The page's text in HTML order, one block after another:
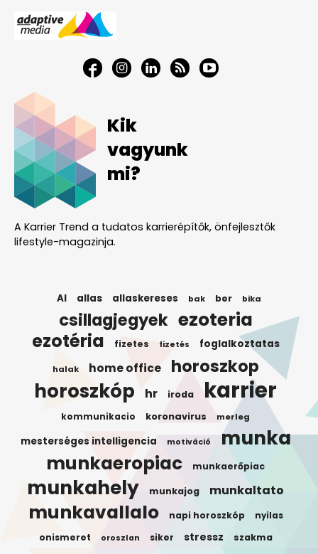
Kik
vagyunk
mi?
A Karrier Trend a tudatos karrierépítők, önfejlesztők
lifestyle-magazinja.
AI allas allaskereses bak ber bika
csillagjegyek ezoteria
ezotéria fizetes fizetés foglalkoztatas
halak home office horoszkop
horoszkóp hr iroda karrier
kommunikacio koronavirus merleg
mesterséges intelligencia motiváció munka
munkaeropiac munkaerőpiac
munkahely munkajog munkaltato
munkavallalo napi horoszkóp nyilas
onismeret oroszlan siker stressz szakma